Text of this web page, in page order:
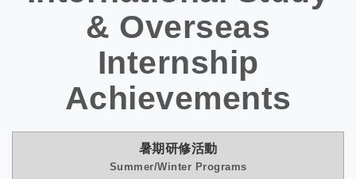
& Overseas
Internship
Achievements
暑期研修活動
Summer/Winter Programs